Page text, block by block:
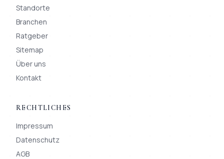
Standorte
Branchen
Ratgeber
Sitemap
Über uns
Kontakt
RECHTLICHES
Impressum
Datenschutz
AGB